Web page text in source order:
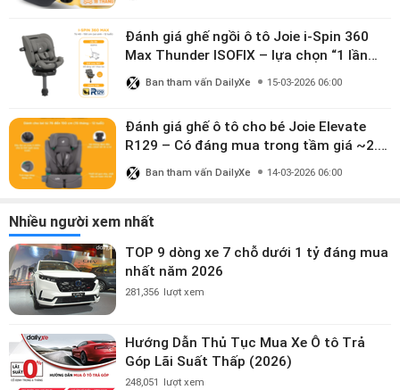
Đánh giá ghế ngồi ô tô Joie i-Spin 360
Max Thunder ISOFIX – lựa chọn “1 lần
dùng đến 12 năm” có đáng giá gần 9
triệu?
Ban tham vấn DailyXe 15-03-2026 06:00
Đánh giá ghế ô tô cho bé Joie Elevate
R129 – Có đáng mua trong tầm giá ~2.8
triệu?
Ban tham vấn DailyXe 14-03-2026 06:00
Nhiều người xem nhất
TOP 9 dòng xe 7 chỗ dưới 1 tỷ đáng mua
nhất năm 2026
281,356 lượt xem
Hướng Dẫn Thủ Tục Mua Xe Ô tô Trả
Góp Lãi Suất Thấp (2026)
248,051 lượt xem